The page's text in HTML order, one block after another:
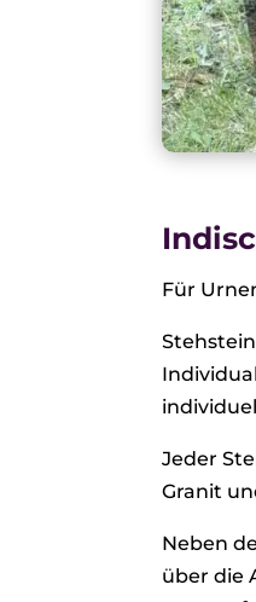
Für
Jeder
Granit
Neben
über die